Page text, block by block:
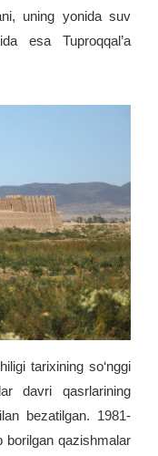
uning yonida suv
esa Tuproqqal’a
tarixining so‘nggi
davri qasrlarining
bezatilgan. 1981-
borilgan qazishmalar